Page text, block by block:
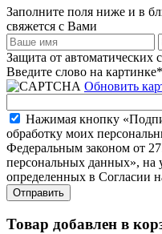
Заполните поля ниже и в
свяжется с Вами
Защита от автоматических
Введите слово на картинке*
Обновить
Нажимая кнопку
обработку моих
Федеральным законом от
персональных данных», на
определенных в Согласии
Товар добавлен в